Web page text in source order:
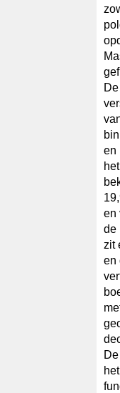
en
en
de
zit
en